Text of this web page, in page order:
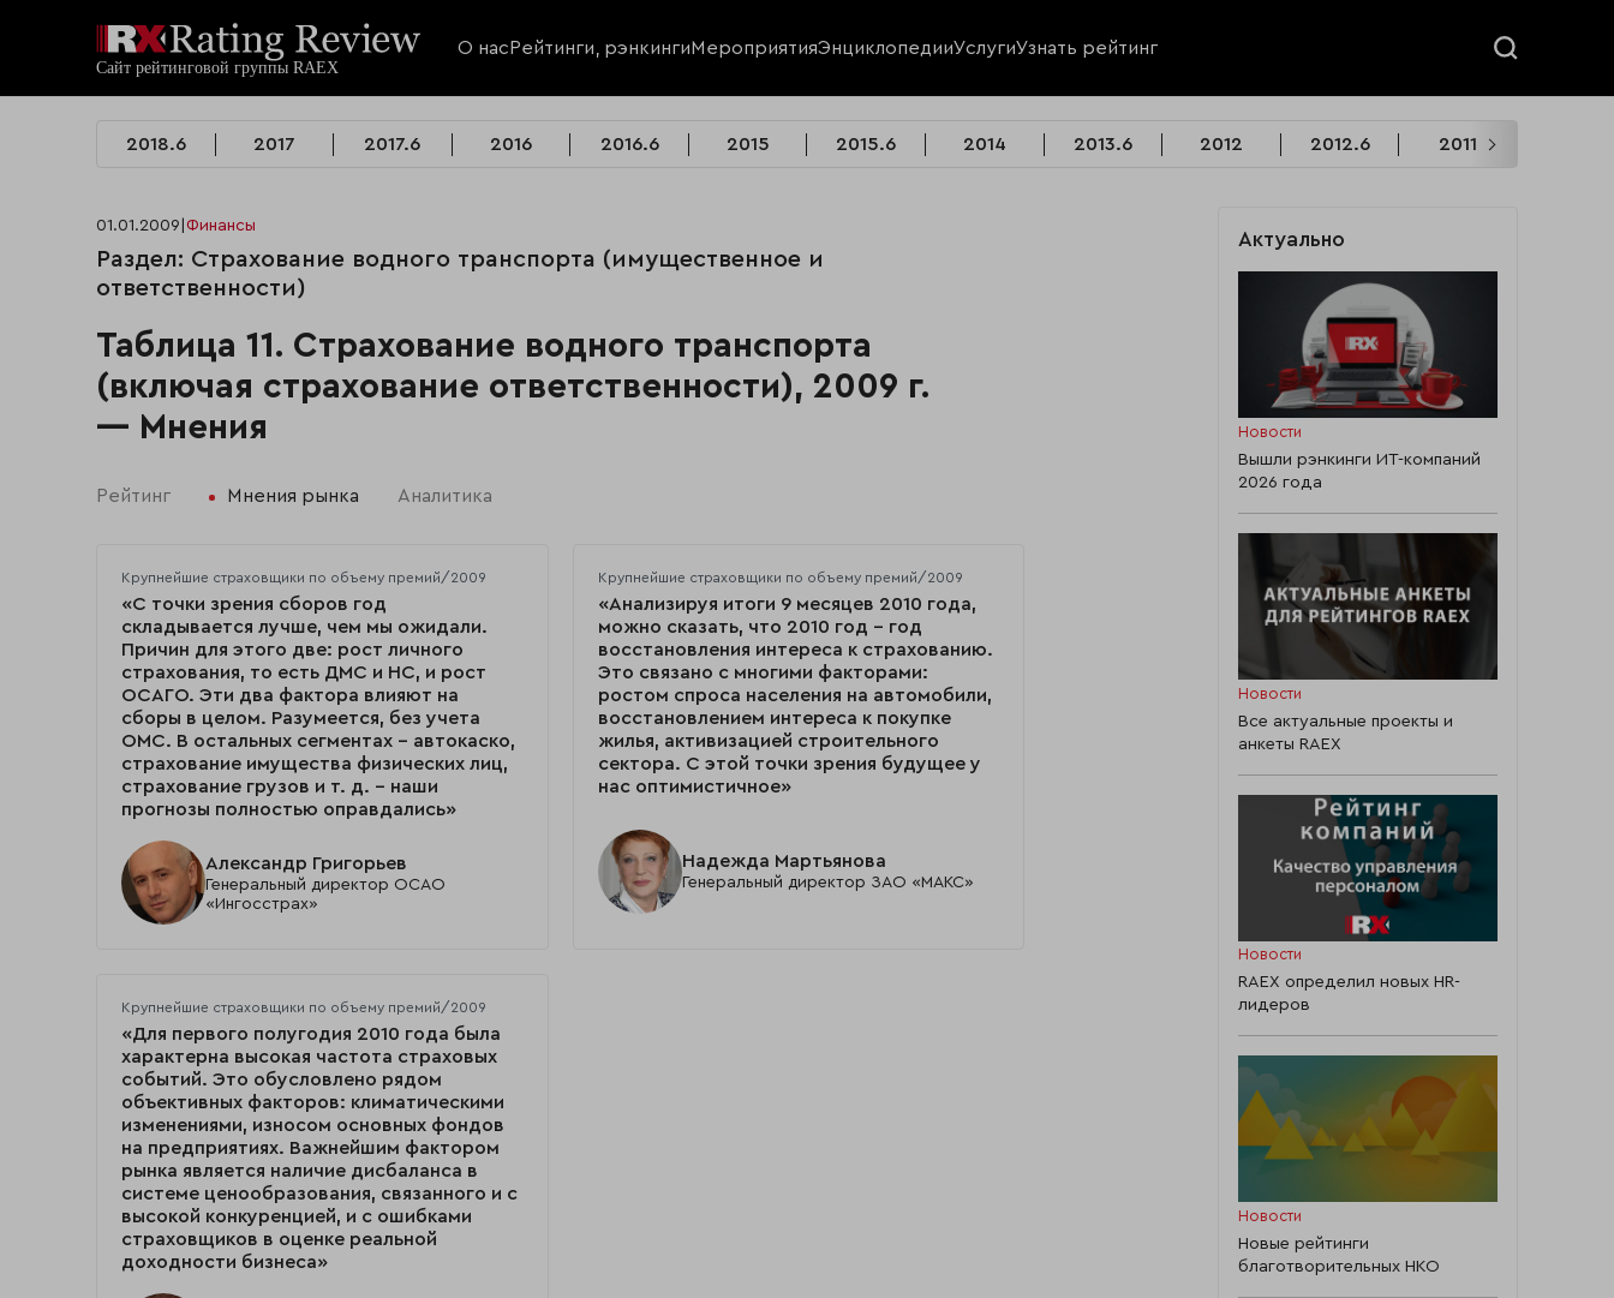
О нас Рейтинги, рэнкингиМероприятияЭнциклопедииУслугиУзнать рейтинг
2018.6 2017 2017.6 2016 2016.6 2015 2015.6 2014 2013.6 2012 2012.6 2011
01.01.2009 Финансы
Раздел: Страхование водного транспорта (имущественное и
ответственности)
Таблица 11. Страхование водного транспорта
(включая страхование ответственности), 2009 г.
— Мнения
Рейтинг Мнения рынка Аналитика
Крупнейшие страховщики по объему премий/2009
«С точки зрения сборов год
складывается лучше, чем мы ожидали.
Причин для этого две: рост личного
страхования, то есть ДМС и НС, и рост
ОСАГО. Эти два фактора влияют на
сборы в целом. Разумеется, без учета
ОМС. В остальных сегментах – автокаско,
страхование имущества физических лиц,
страхование грузов и т. д. – наши
прогнозы полностью оправдались»
Александр Григорьев
Генеральный директор ОСАО
«Ингосстрах»
Крупнейшие страховщики по объему премий/2009
«Анализируя итоги 9 месяцев 2010 года,
можно сказать, что 2010 год – год
восстановления интереса к страхованию.
Это связано с многими факторами:
ростом спроса населения на автомобили,
восстановлением интереса к покупке
жилья, активизацией строительного
сектора. С этой точки зрения будущее у
нас оптимистичное»
Надежда Мартьянова
Генеральный директор ЗАО «МАКС»
Крупнейшие страховщики по объему премий/2009
«Для первого полугодия 2010 года была
характерна высокая частота страховых
событий. Это обусловлено рядом
объективных факторов: климатическими
изменениями, износом основных фондов
на предприятиях. Важнейшим фактором
рынка является наличие дисбаланса в
системе ценообразования, связанного и с
высокой конкуренцией, и с ошибками
страховщиков в оценке реальной
доходности бизнеса»
Актуально
Новости
Вышли рэнкинги ИТ-компаний
2026 года
Новости
Все актуальные проекты и
анкеты RAEX
Новости
RAEX определил новых HR-
лидеров
Новости
Новые рейтинги
благотворительных НКО